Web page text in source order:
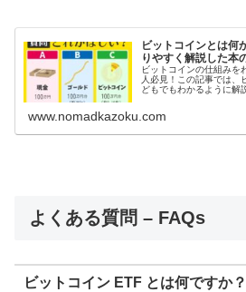
ビットコインとは何
りやすく解説した本
ビットコインの仕組みを
人必見！この記事では、
どもでもわかるように解
コインの解説ができるよ
www.nomadkazoku.com
よくある質問 – FAQs
ビットコイン ETF とは何ですか？